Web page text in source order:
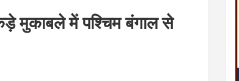
मुकाबले में पश्चिम बंगाल से